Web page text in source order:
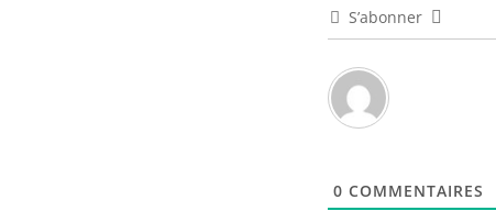
S’abonner
0 COMMENTAIRES